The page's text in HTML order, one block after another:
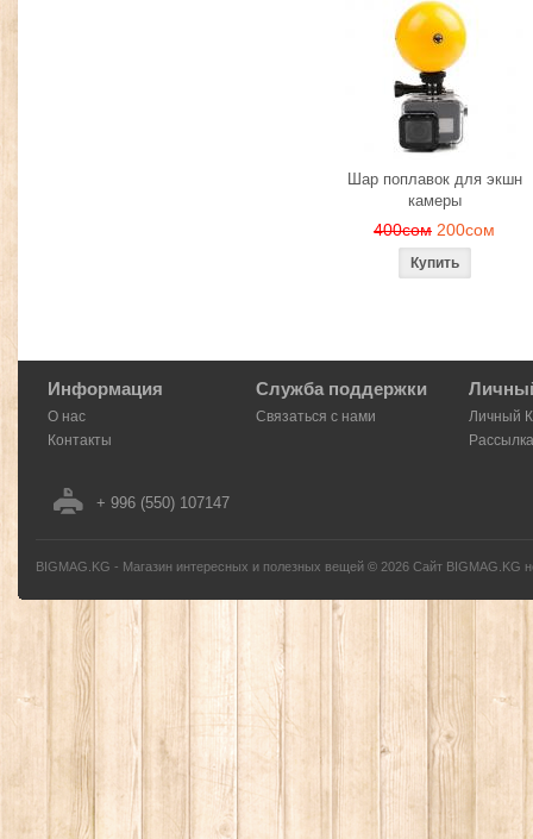
Шар поплавок для экшн
камеры
400сом 200сом
Информация
О нас
Контакты
Служба поддержки
Связаться с нами
Личный
Рассылка
+ 996 (550) 107147
BIGMAG.KG - Магазин интересных и полезных вещей © 2026 Сайт BIGMAG.KG
без письменного разрешения автора - запрещено, и будет преследоваться по